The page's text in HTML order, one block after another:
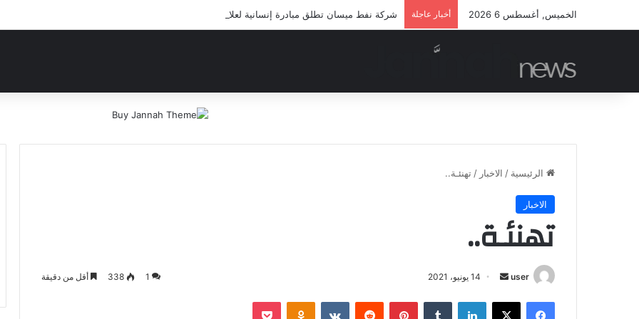
الخميس, أغسطس 6 2026 أخبار عاجلة شركة نفط ميسان تطلق مبادرة إنسانية لعلاج أيتام مدرسة كافل اليتيم
الرئيسية / الاخبار / تهنئـة..
الاخبار
تهنئـة..
user
أرسل 14 يونيو، 2021 1
338 أقل من دقيقة
فيسبوك ‫X لينكدإن بينتيريست Odnoklassniki
‫Pocket